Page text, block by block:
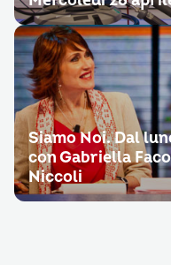
Siamo Noi. Dal
con Gabriella
Niccoli